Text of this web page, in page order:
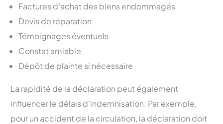
Factures d’achat des biens endommagés
Devis de réparation
Témoignages éventuels
Constat amiable
Dépôt de plainte si nécessaire
La rapidité de la déclaration peut également
influencer le délais d’indemnisation. Par exemple,
pour un accident de la circulation, la déclaration doit